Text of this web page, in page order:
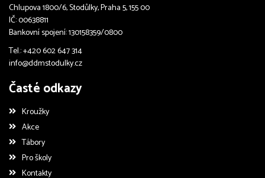
Chlupova 1800/6, Stodůlky, Praha 5, 155 00
IČ: 00638811
Bankovní spojení: 130158359/0800
Tel.: +420 602 647 314
info@ddmstodulky.cz
Časté odkazy
Kroužky
Akce
Tábory
Pro školy
Kontakty